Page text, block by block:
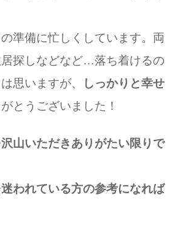
準備に忙しくしています。両
探しなどなど…落ち着けるの
思いますが、
しっかりと幸せ
とうございました！
山いただきありがたい限りで
われている方の参考になれば